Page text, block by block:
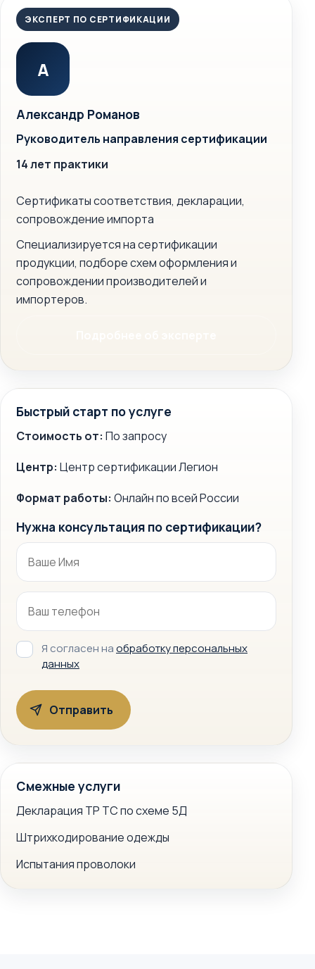
ЭКСПЕРТ ПО СЕРТИФИКАЦИИ
А
Александр Романов
Руководитель направления сертификации
14 лет практики
Сертификаты соответствия, декларации,
сопровождение импорта
Специализируется на сертификации
продукции, подборе схем оформления и
сопровождении производителей и
импортеров.
Быстрый старт по услуге
Стоимость от: По запросу
Центр: Центр сертификации Легион
Формат работы: Онлайн по всей России
Нужна консультация по сертификации?
Я согласен наобработку персональных
данных
Смежные услуги
Декларация ТР ТС по схеме 5Д
Штрихкодирование одежды
Испытания проволоки